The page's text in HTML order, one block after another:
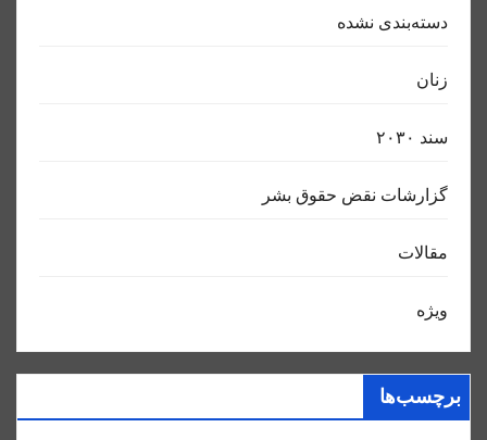
دسته‌بندی نشده
زنان
سند ٢٠٣٠
گزارشات نقض حقوق بشر
مقالات
ویژه
برچسب‌ها